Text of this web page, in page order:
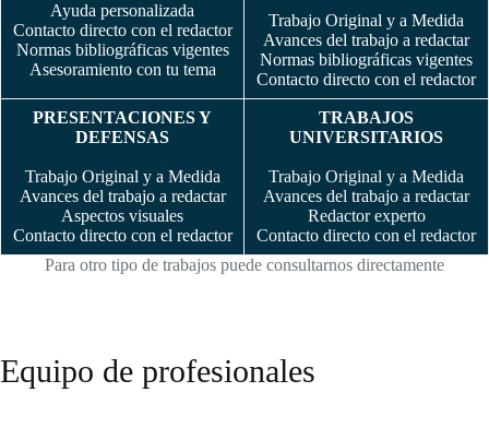
Ayuda personalizada
Contacto directo con el redactor
Normas bibliográficas vigentes
Asesoramiento con tu tema
Trabajo Original y a Medida
Avances del trabajo a redactar
Normas bibliográficas vigentes
Contacto directo con el redactor
PRESENTACIONES Y
DEFENSAS
Trabajo Original y a Medida
Avances del trabajo a redactar
Aspectos visuales
Contacto directo con el redactor
TRABAJOS
UNIVERSITARIOS
Trabajo Original y a Medida
Avances del trabajo a redactar
Redactor experto
Contacto directo con el redactor
Para otro tipo de trabajos puede consultarnos directamente
Equipo de profesionales